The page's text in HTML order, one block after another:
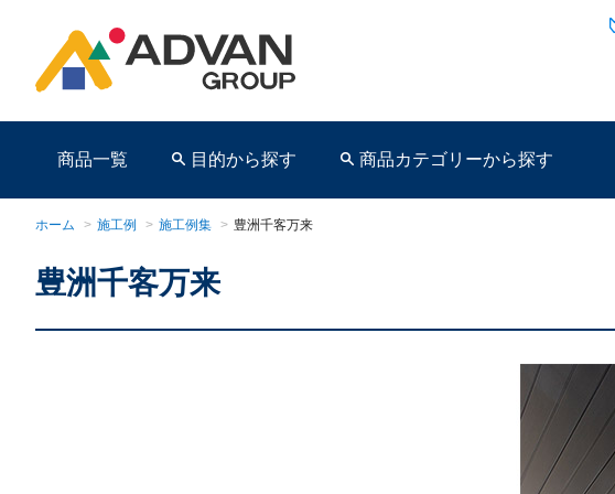
商品一覧 目的から探す 商品カテゴリーから探す
ホーム > 施工例 > 施工例集 > 豊洲千客万来
豊洲千客万来